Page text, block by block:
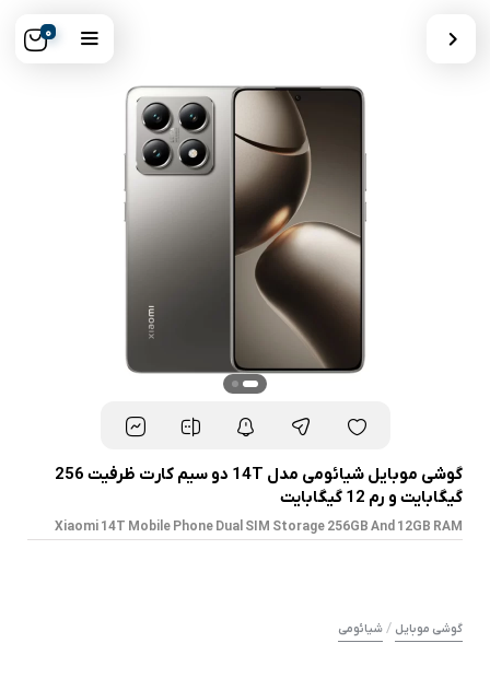
0
گوشی موبایل شیائومی مدل 14T دو سیم کارت ظرفیت 256
گیگابایت و رم 12 گیگابایت
Xiaomi 14T Mobile Phone Dual SIM Storage 256GB And 12GB RAM
گوشی موبایل / شیائومی